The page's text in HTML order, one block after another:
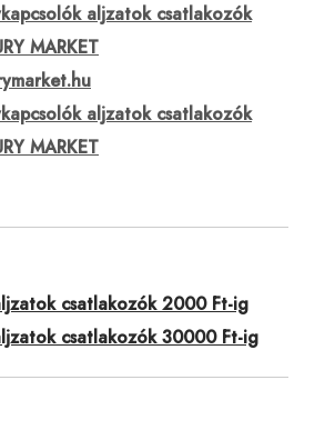
aljzatok csatlakozók
MARKET
aljzatok csatlakozók
MARKET
csatlakozók 2000 Ft-ig
csatlakozók 30000 Ft-ig